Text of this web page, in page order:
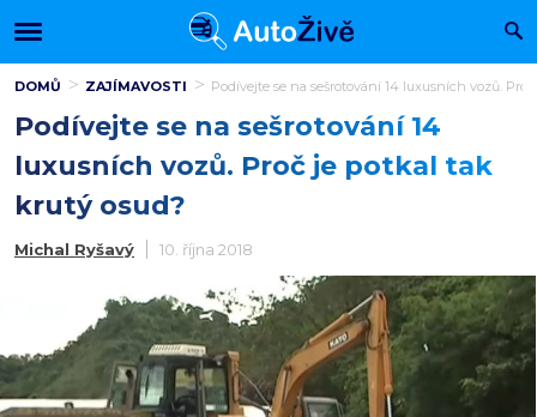
DOMŮ ZAJÍMAVOSTI Podívejte se na sešrotování 14 luxusních vozů.
Podívejte se na sešrotování 14
luxusních vozů. Proč je potkal tak
krutý osud?
Michal Ryšavý 10. října 2018